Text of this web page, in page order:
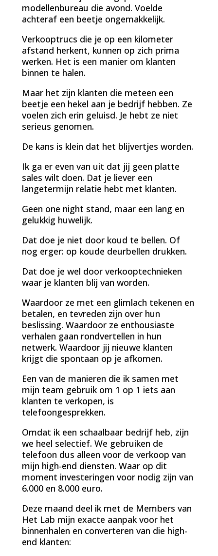
modellenbureau die avond. Voelde
achteraf een beetje ongemakkelijk.
Verkooptrucs die je op een kilometer
afstand herkent, kunnen op zich prima
werken. Het is een manier om klanten
binnen te halen.
Maar het zijn klanten die meteen een
beetje een hekel aan je bedrijf hebben. Ze
voelen zich erin geluisd. Je hebt ze niet
serieus genomen.
De kans is klein dat het blijvertjes worden.
Ik ga er even van uit dat jij geen platte
sales wilt doen. Dat je liever een
langetermijn relatie hebt met klanten.
Geen one night stand, maar een lang en
gelukkig huwelijk.
Dat doe je niet door koud te bellen. Of
nog erger: op koude deurbellen drukken.
Dat doe je wel door verkooptechnieken
waar je klanten blij van worden.
Waardoor ze met een glimlach tekenen en
betalen, en tevreden zijn over hun
beslissing. Waardoor ze enthousiaste
verhalen gaan rondvertellen in hun
netwerk. Waardoor jij nieuwe klanten
krijgt die spontaan op je afkomen.
Een van de manieren die ik samen met
mijn team gebruik om 1 op 1 iets aan
klanten te verkopen, is
telefoongesprekken.
Omdat ik een schaalbaar bedrijf heb, zijn
we heel selectief. We gebruiken de
telefoon dus alleen voor de verkoop van
mijn high-end diensten. Waar op dit
moment investeringen voor nodig zijn van
6.000 en 8.000 euro.
Deze maand deel ik met de Members van
Het Lab mijn exacte aanpak voor het
binnenhalen en converteren van die high-
end klanten: